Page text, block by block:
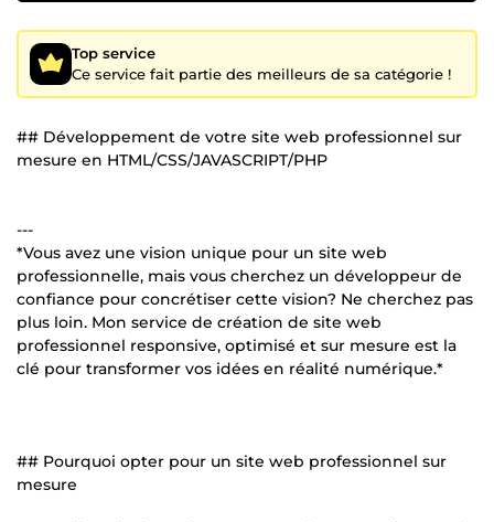
Top service
Ce service fait partie des meilleurs de sa catégorie !
## Développement de votre site web professionnel sur
mesure en HTML/CSS/JAVASCRIPT/PHP
---
*Vous avez une vision unique pour un site web
professionnelle, mais vous cherchez un développeur de
confiance pour concrétiser cette vision? Ne cherchez pas
plus loin. Mon service de création de site web
professionnel responsive, optimisé et sur mesure est la
clé pour transformer vos idées en réalité numérique.*
## Pourquoi opter pour un site web professionnel sur
mesure